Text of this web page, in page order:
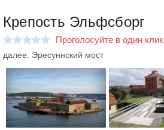
Крепость Эльфсборг
Проголосуйте в один клик
далее: Эресуннский мост